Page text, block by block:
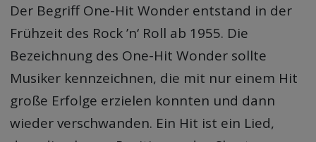
Der Begriff One-Hit Wonder entstand in der
Frühzeit des Rock ’n‘ Roll ab 1955. Die
Bezeichnung des One-Hit Wonder sollte
Musiker kennzeichnen, die mit nur einem Hit
große Erfolge erzielen konnten und dann
wieder verschwanden. Ein Hit ist ein Lied,